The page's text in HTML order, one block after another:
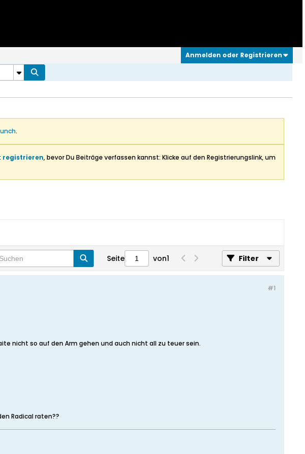
Anmelden oder Registrieren
.
registrieren, bevor Du Beiträge verfassen kannst: Klicke auf den Registrierungslink, um
Seite von1 Filter
#1
nicht so auf den Arm gehen und auch nicht all zu teuer sein.
Radical raten??